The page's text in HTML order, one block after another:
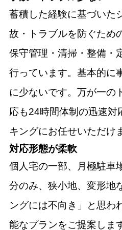
蓄積した経験に基づいた
故・トラブルを防ぐため
保守管理・清掃・整備・
行っています。基本的に
に少ないです。万が一の
応も24時間体制の迅速対
キングにお任せいただけ
対応形態が柔軟
個人宅の一部、月極駐車
分のみ、狭小地、変形地
ングには不向き」と思わ
能なプランをご提案しま